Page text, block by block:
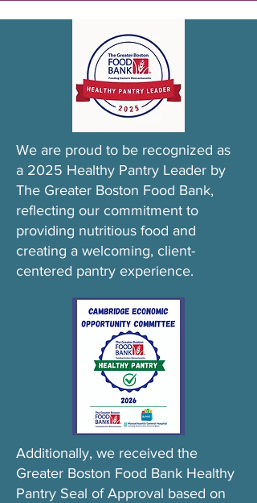
We are proud to be recognized as
a 2025 Healthy Pantry Leader by
The Greater Boston Food Bank,
reflecting our commitment to
providing nutritious food and
creating a welcoming, client-
centered pantry experience.
Additionally, we received the
Greater Boston Food Bank Healthy
Pantry Seal of Approval based on